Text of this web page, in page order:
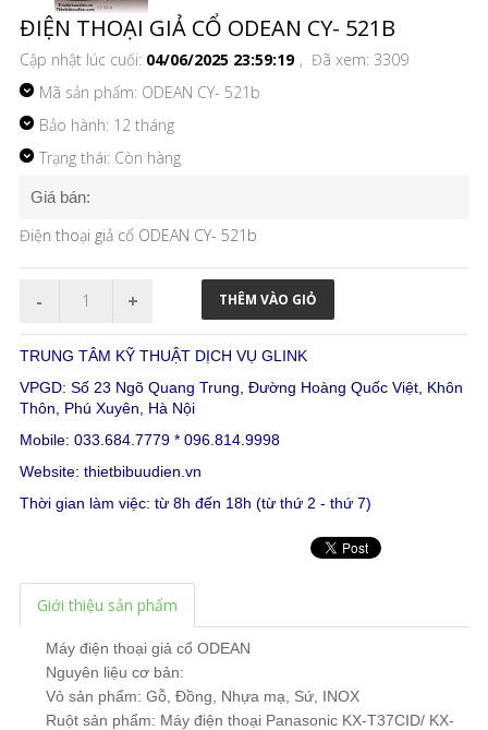
ĐIỆN THOẠI GIẢ CỔ ODEAN CY- 521B
Cập nhật lúc cuối: 04/06/2025 23:59:19 , Đã xem: 3309
Mã sản phẩm: ODEAN CY- 521b
Bảo hành: 12 tháng
Trạng thái: Còn hàng
Giá bán:
Điện thoại giả cổ ODEAN CY- 521b
TRUNG TÂM KỸ THUẬT DỊCH VỤ GLINK
VPGD: Số 23 Ngõ Quang Trung, Đường Hoàng Quốc Việt, Khôn
Thôn, Phú Xuyên, Hà Nội
Mobile: 033.684.7779 * 096.814.9998
Website: thietbibuudien.vn
Thời gian làm việc: từ 8h đến 18h (từ thứ 2 - thứ 7)
Giới thiệu sản phẩm
Máy điện thoại giả cổ ODEAN
Nguyên liệu cơ bản:
Vỏ sản phẩm: Gỗ, Đồng, Nhựa mạ, Sứ, INOX
Ruột sản phẩm: Máy điện thoại Panasonic KX-T37CID/ KX-